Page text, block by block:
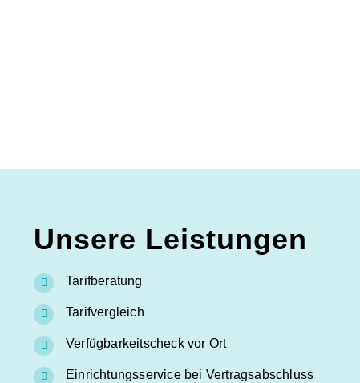
Unsere Leistungen
Tarifberatung
Tarifvergleich
Verfügbarkeitscheck vor Ort
Einrichtungsservice bei Vertragsabschluss